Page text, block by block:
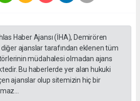
Haber Ajansı (İHA), Demirören
diğer ajanslar tarafından eklenen tüm
müdahalesi olmadan ajans
Bu haberlerde yer alan hukuki
ajanslar olup sitemizin hiç bir